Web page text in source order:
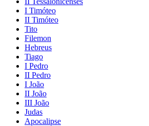
I Timóteo
II Timóteo
Tito
Filemon
Hebreus
Tiago
I Pedro
II Pedro
I João
II João
III João
Judas
Apocalipse